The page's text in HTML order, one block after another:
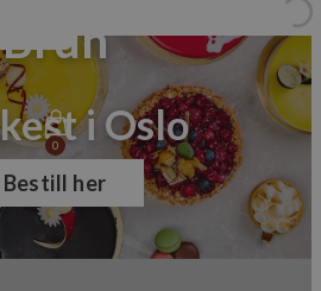
0
Brun
i Oslo
Bestill her